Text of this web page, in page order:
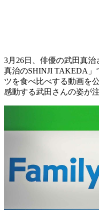
3月26日、俳優の武田真治
真治のSHINJI TAKEDA
ツを食べ比べする動画を
感動する武田さんの姿が